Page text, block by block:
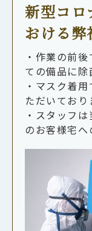
新型コロ
おける弊
・作業の前
ての備品に除
・マスク着
ただいており
・スタッフ
のお客様宅へ